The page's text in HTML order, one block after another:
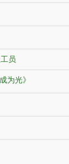
员
为光》